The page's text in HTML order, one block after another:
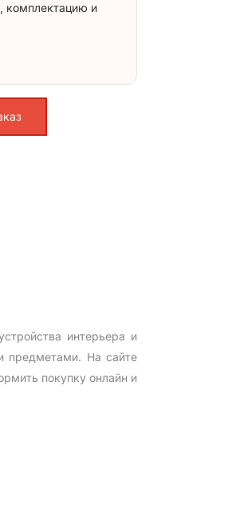
комплектацию и
интерьера и
предметами. На сайте
покупку онлайн и